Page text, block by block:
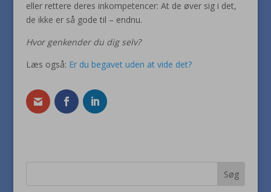
eller rettere deres inkompetencer: At de øver sig i det,
de ikke er så gode til – endnu.
Hvor genkender du dig selv?
Læs også: Er du begavet uden at vide det?